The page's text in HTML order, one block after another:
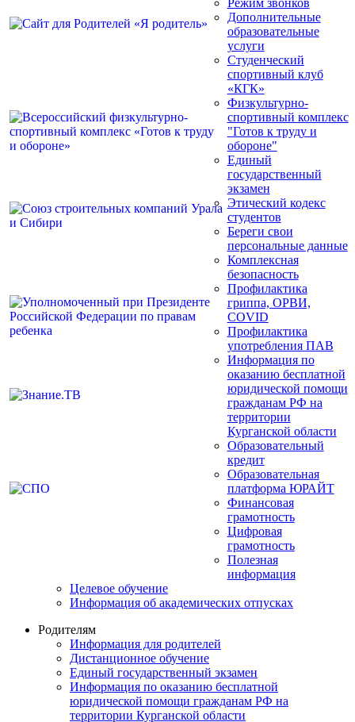
Дополнительные
образовательные
услуги
Студенческий
спортивный клуб
«КГК»
Физкультурно-
спортивный комплекс
"Готов к труду и
обороне"
Единый
государственный
экзамен
Этический кодекс
студентов
Береги свои
персональные данные
Комплексная
безопасность
Профилактика
гриппа, ОРВИ,
COVID
Профилактика
употребления ПАВ
Информация по
оказанию бесплатной
юридической помощи
гражданам РФ на
территории
Курганской области
Образовательный
кредит
Образовательная
платформа ЮРАЙТ
Финансовая
грамотность
Цифровая
грамотность
Полезная
информация
Целевое обучение
Информация об академических отпусках
Родителям
Информация для родителей
Дистанционное обучение
Единый государственный экзамен
Информация по оказанию бесплатной
юридической помощи гражданам РФ на
территории Курганской области